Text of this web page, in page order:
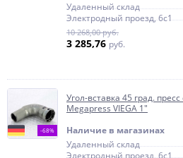
Удаленный склад
Электродный проезд, 6с1
10 268,00 руб.
3 285,76 руб.
-68%
Угол-вставка 45 град.
Megapress VIEGA 1"
Наличие в магазинах
Удаленный склад
Электродный проезд, 6с1